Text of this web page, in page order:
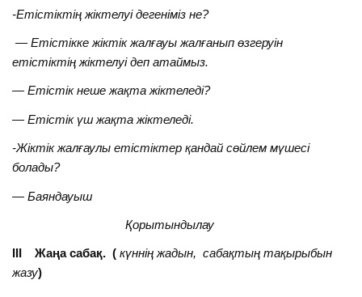
-Етістіктің жіктелуі дегеніміз не?
— Етістікке жіктік жалғауы жалғанып өзгеруін
етістіктің жіктелуі деп атаймыз.
— Етістік неше жақта жіктеледі?
— Етістік үш жақта жіктеледі.
-Жіктік жалғаулы етістіктер қандай сөйлем мүшесі
болады?
— Баяндауыш
Қорытындылау
ІІІ Жаңа сабақ. (күннің жадын, сабақтың тақырыбын
жазу)